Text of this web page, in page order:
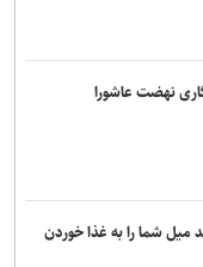
امسال شرکت می‌کند/
کشتی‌گیران حل
آسیایی ناگویا
نهضت عاشورا
میل شما را به غذا خوردن